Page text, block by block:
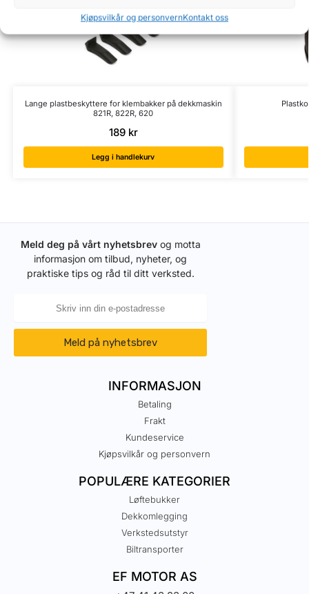
Kjøpsvilkår og personvernKontakt oss
Lange plastbeskyttere for klembakker på dekkmaskin
821R, 822R, 620
189 kr
Legg i handlekurv
Meld deg på vårt nyhetsbrevog motta
informasjon om tilbud, nyheter, og
praktiske tips og råd til ditt verksted.
Meld på nyhetsbrev
INFORMASJON
Betaling
Frakt
Kundeservice
Kjøpsvilkår og personvern
POPULÆRE KATEGORIER
Løftebukker
Dekkomlegging
Verkstedsutstyr
Biltransporter
EF MOTOR AS